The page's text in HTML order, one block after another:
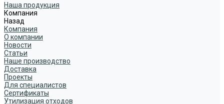
Наша продукция
Компания
Назад
Компания
О компании
Новости
Статьи
Наше производство
Доставка
Проекты
Для специалистов
Сертификаты
Утилизация отходов